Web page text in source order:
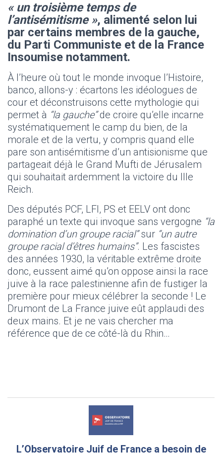
« un troisième temps de
l’antisémitisme », alimenté selon lui
par certains membres de la gauche,
du Parti Communiste et de la France
Insoumise notamment.
À l’heure où tout le monde invoque l’Histoire,
banco, allons-y : écartons les idéologues de
cour et déconstruisons cette mythologie qui
permet à “la gauche”de croire qu’elle incarne
systématiquement le camp du bien, de la
morale et de la vertu, y compris quand elle
pare son antisémitisme d’un antisionisme que
partageait déjà le Grand Mufti de Jérusalem
qui souhaitait ardemment la victoire du IIIe
Reich.
Des députés PCF, LFI, PS et EELV ont donc
paraphé un texte qui invoque sans vergogne “la
domination d’un groupe racial”sur “un autre
groupe racial d’êtres humains”. Les fascistes
des années 1930, la véritable extrême droite
donc, eussent aimé qu’on oppose ainsi la race
juive à la race palestinienne afin de fustiger la
première pour mieux célébrer la seconde ! Le
Drumont de La France juive eût applaudi des
deux mains. Et je ne vais chercher ma
référence que de ce côté-là du Rhin…
L’Observatoire Juif de France a besoin de